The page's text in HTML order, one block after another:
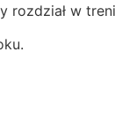
rozdział w